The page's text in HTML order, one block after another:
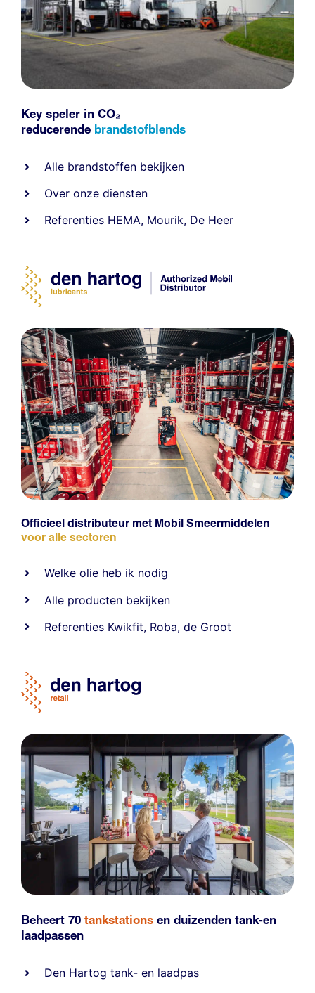
Key speler in CO₂
reducerende brandstofblends
Alle brandstoffen bekijken
Over onze diensten
Referenties HEMA, Mourik, De Heer
Officieel distributeur met Mobil Smeermiddelen
voor alle sectoren
Welke olie heb ik nodig
Alle producten bekijken
Referenties Kwikfit, Roba,de Groot
Beheert 70 tankstations en duizenden tank-en
laadpassen
Den Hartog tank- en laadpas